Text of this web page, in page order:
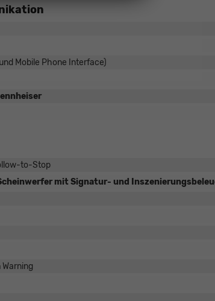
Mobile Phone Interface)
to-Stop
Scheinwerfer mit Signatur- und